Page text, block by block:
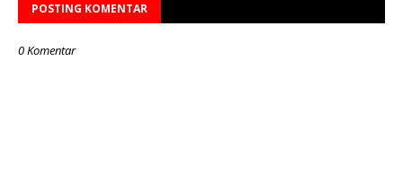
POSTING KOMENTAR
0 Komentar